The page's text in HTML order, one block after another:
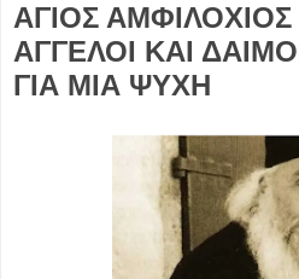
ΑΓΙΟΣ
ΑΓΓΕΛΟΙ ΚΑΙ
ΓΙΑ ΜΙΑ ΨΥΧΗ